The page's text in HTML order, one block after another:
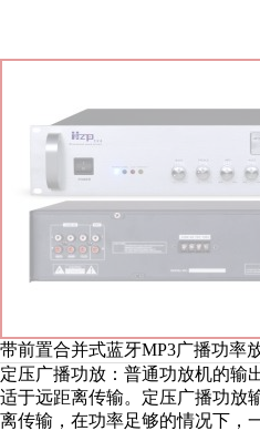
带前置合并式蓝牙MP3广播功率
定压广播功放：普通功放机的输
适于远距离传输。定压广播功放
离传输，在功率足够的情况下，